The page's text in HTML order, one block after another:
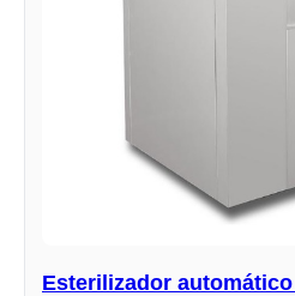
Esterilizador